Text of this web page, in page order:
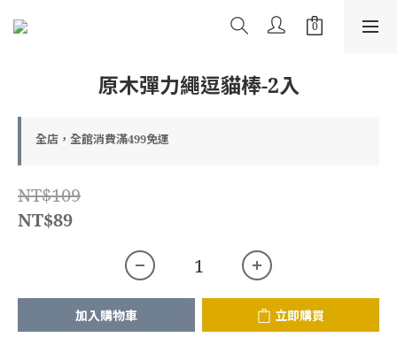
原木彈力繩逗貓棒-2入
全店，全館消費滿499免運
NT$109
NT$89
加入購物車 立即購買